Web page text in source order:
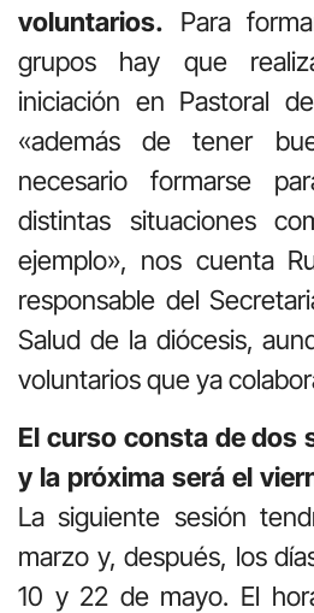
voluntarios. Para
grupos hay que
iniciación en Pastoral
«además de tener
necesario formarse
distintas situaciones
ejemplo», nos cuenta
responsable del
Salud de la diócesis,
voluntarios que ya
El curso consta de dos
y la próxima será el
La siguiente sesión
marzo y, después, los
10 y 22 de mayo. El